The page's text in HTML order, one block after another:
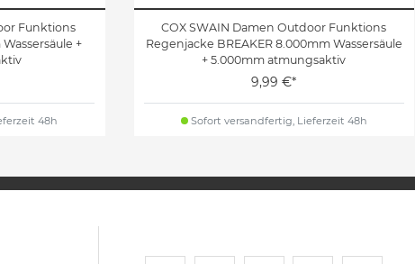
Funktions
+
48h
COX SWAIN Damen Outdoor Funktions
Regenjacke BREAKER 8.000mm Wassersäule
+ 5.000mm atmungsaktiv
9,99 €*
Sofort versandfertig, Lieferzeit 48h